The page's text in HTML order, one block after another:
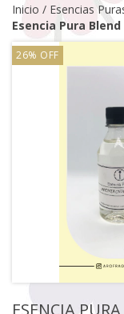
Inicio / Esencias
Esencia Pura
26% OFF
ESENCIA